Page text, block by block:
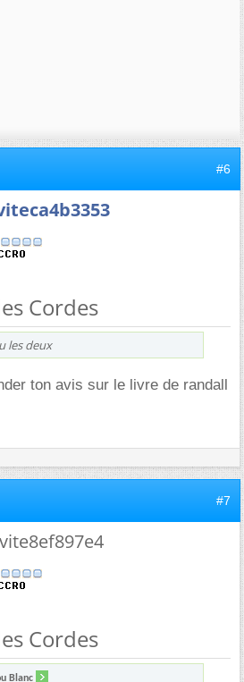
#6
Cordes
les deux
ton avis sur le livre de randall
#7
Cordes
Blanc